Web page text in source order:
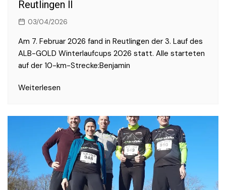
Reutlingen ll
03/04/2026
Am 7. Februar 2026 fand in Reutlingen der 3. Lauf des
ALB-GOLD Winterlaufcups 2026 statt. Alle starteten
auf der 10-km-Strecke:Benjamin
Weiterlesen